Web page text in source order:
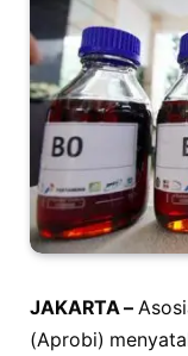
JAKARTA –
(Aprobi)